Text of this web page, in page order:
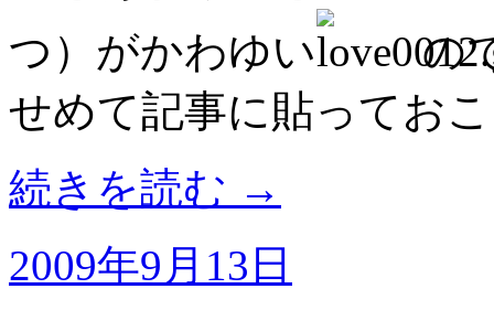
つ）がかわゆい
の
せめて記事に貼ってお
続きを読む →
2009年9月13日